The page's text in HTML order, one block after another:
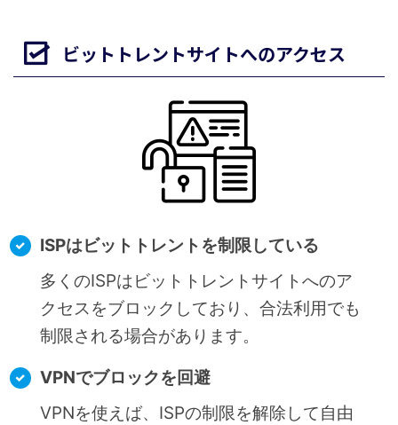
ビットトレントサイトへのアクセス
ISPはビットトレントを制限している
多くのISPはビットトレントサイトへのア
クセスをブロックしており、合法利用でも
制限される場合があります。
VPNでブロックを回避
VPNを使えば、ISPの制限を解除して自由